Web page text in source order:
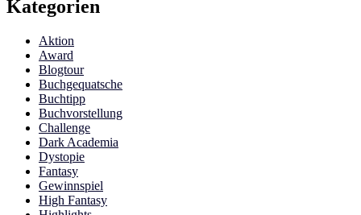
Kategorien
Aktion
Award
Blogtour
Buchgequatsche
Buchtipp
Buchvorstellung
Challenge
Dark Academia
Dystopie
Fantasy
Gewinnspiel
High Fantasy